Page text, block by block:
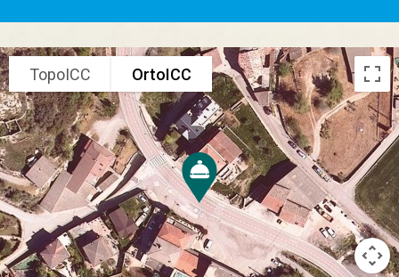
TopoICC OrtoICC